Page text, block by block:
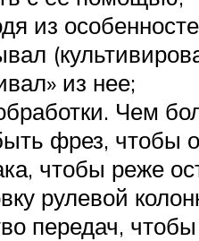
из
из нее;
Чем
фрез, чтобы
чтобы реже
рулевой
передач,